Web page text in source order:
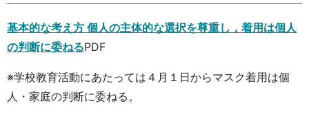
基本的な考え方 個人の主体的な選択を尊重し，着用は個人
の判断に委ねるPDF
※学校教育活動にあたっては４月１日からマスク着用は個
人・家庭の判断に委ねる。